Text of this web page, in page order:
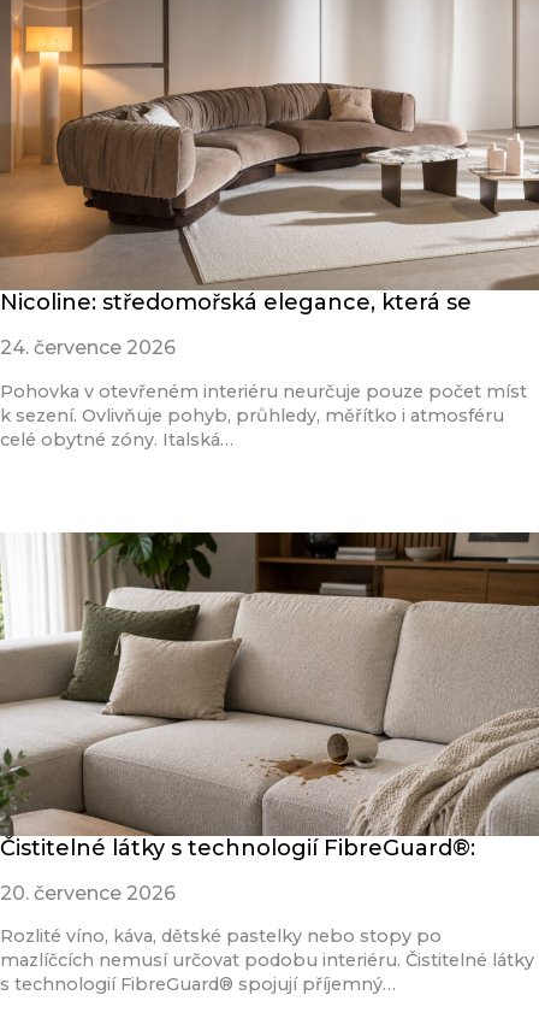
Nicoline: středomořská elegance, která se
24. července 2026
Pohovka v otevřeném interiéru neurčuje pouze počet míst
k sezení. Ovlivňuje pohyb, průhledy, měřítko i atmosféru
celé obytné zóny. Italská…
Čistitelné látky s technologií FibreGuard®:
20. července 2026
Rozlité víno, káva, dětské pastelky nebo stopy po
mazlíčcích nemusí určovat podobu interiéru. Čistitelné látky
s technologií FibreGuard® spojují příjemný…